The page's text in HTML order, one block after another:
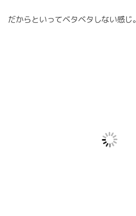
だからといってベタベタしない感じ。